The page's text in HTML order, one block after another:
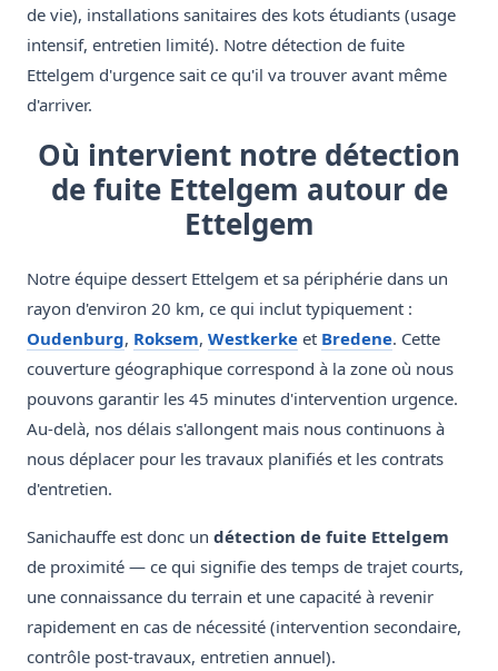
de vie), installations sanitaires des kots étudiants (usage
intensif, entretien limité). Notre détection de fuite
Ettelgem d'urgence sait ce qu'il va trouver avant même
d'arriver.
Où intervient notre détection
de fuite Ettelgem autour de
Ettelgem
Notre équipe dessert Ettelgem et sa périphérie dans un
rayon d'environ 20 km, ce qui inclut typiquement :
Oudenburg, Roksem, Westkerke et Bredene. Cette
couverture géographique correspond à la zone où nous
pouvons garantir les 45 minutes d'intervention urgence.
Au-delà, nos délais s'allongent mais nous continuons à
nous déplacer pour les travaux planifiés et les contrats
d'entretien.
Sanichauffe est donc un détection de fuite Ettelgem
de proximité — ce qui signifie des temps de trajet courts,
une connaissance du terrain et une capacité à revenir
rapidement en cas de nécessité (intervention secondaire,
contrôle post-travaux, entretien annuel).